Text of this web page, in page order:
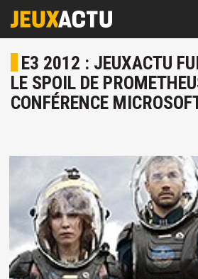
E3 2012 : JEUXACTU
LE SPOIL DE
CONFÉRENCE